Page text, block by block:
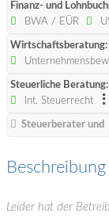
Finanz- und
BWA / EÜR
Wirtschaftsberatung:
Steuerliche Beratung:
Int. Steuerrecht
Steuerberater und
Leider hat der